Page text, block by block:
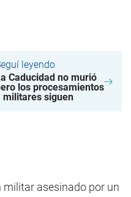
leyendo
Caducidad no murió
los procesamientos
militares siguen
militar asesinado por un